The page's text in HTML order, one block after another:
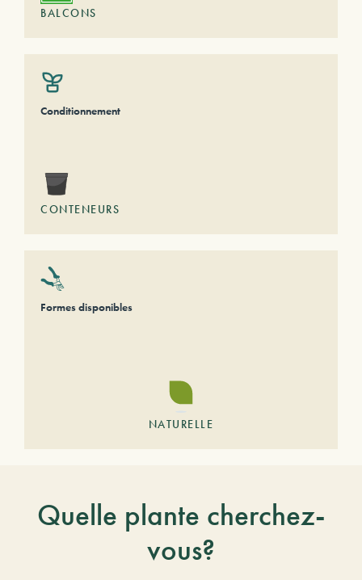
BALCONS
Conditionnement
CONTENEURS
Formes disponibles
NATURELLE
Quelle plante cherchez-
vous?